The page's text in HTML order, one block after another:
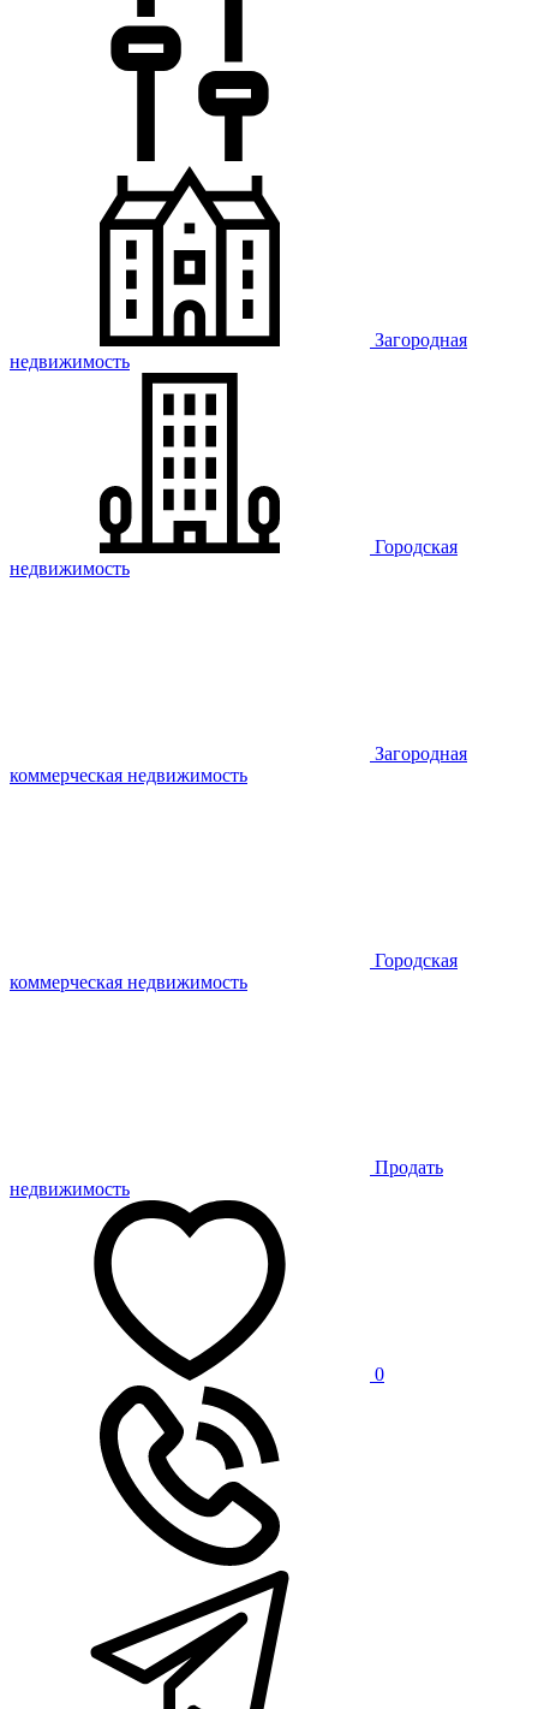
Загородная
недвижимость
Городская
недвижимость
Загородная
коммерческая недвижимость
Городская
коммерческая недвижимость
Продать
недвижимость
0